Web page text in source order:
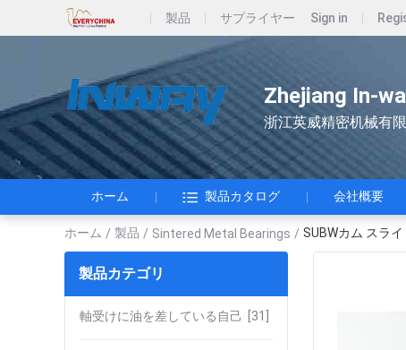
製品 サプライヤー Sign in
Zhejiang In-
浙江英威精密机械有
ホーム 製品カタログ 会社概要
ホーム / 製品 / Sintered Metal Bearings / SUBWカム スラ
製品カテゴリ
軸受けに油を差している自己 [31]